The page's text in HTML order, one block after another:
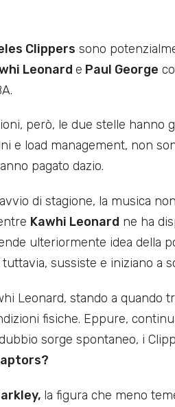
Clippers sono
Leonard e Paul George
però, le due stelle hanno
e load management, non
pagato dazio.
di stagione, la musica
Kawhi Leonard ne ha
ulteriormente idea della
sussiste e iniziano a
Leonard, stando a quando
fisiche. Eppure,
sorge spontaneo, i
la figura che meno